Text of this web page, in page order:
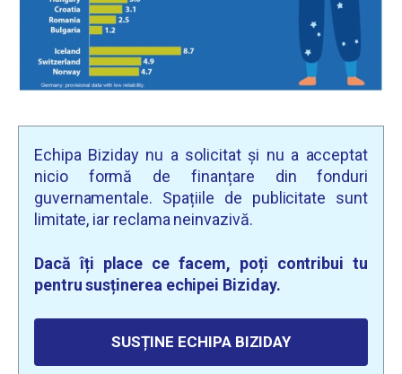
Echipa Biziday nu a solicitat și nu a acceptat
nicio formă de finanțare din fonduri
guvernamentale. Spațiile de publicitate sunt
limitate, iar reclama neinvazivă.
Dacă îți place ce facem, poți contribui tu
pentru susținerea echipei Biziday.
SUSȚINE ECHIPA BIZIDAY